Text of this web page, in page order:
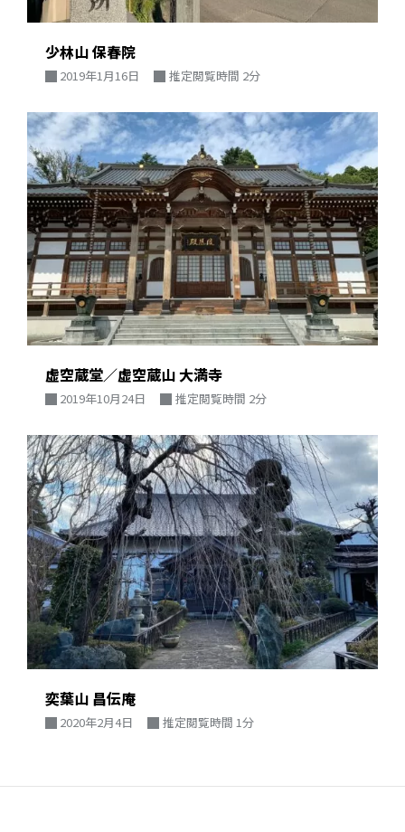
少林山 保春院
2019年1月16日 推定閲覧時間 2分
虚空蔵堂／虚空蔵山 大満寺
2019年10月24日 推定閲覧時間 2分
奕葉山 昌伝庵
2020年2月4日 推定閲覧時間 1分